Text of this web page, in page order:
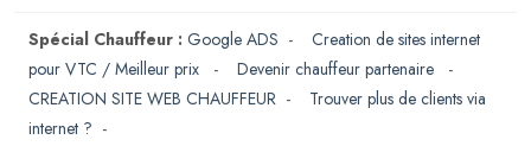
Spécial Chauffeur : Google ADS - Creation de sites internet
pour VTC / Meilleur prix
- Devenir chauffeur partenaire
-
CREATION SITE WEB CHAUFFEUR - Trouver plus de clients via
internet ? -